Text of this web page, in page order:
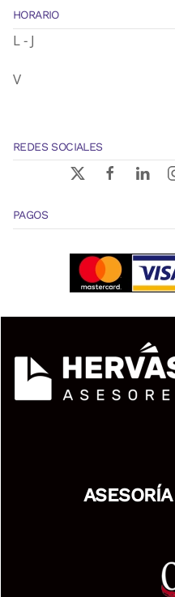
HORARIO
L - J
V
REDES SOCIALES
PAGOS